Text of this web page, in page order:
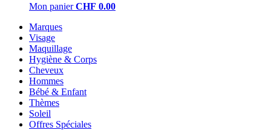
Mon panier CHF 0.00
Marques
Visage
Maquillage
Hygiène & Corps
Cheveux
Hommes
Bébé & Enfant
Thèmes
Soleil
Offres Spéciales